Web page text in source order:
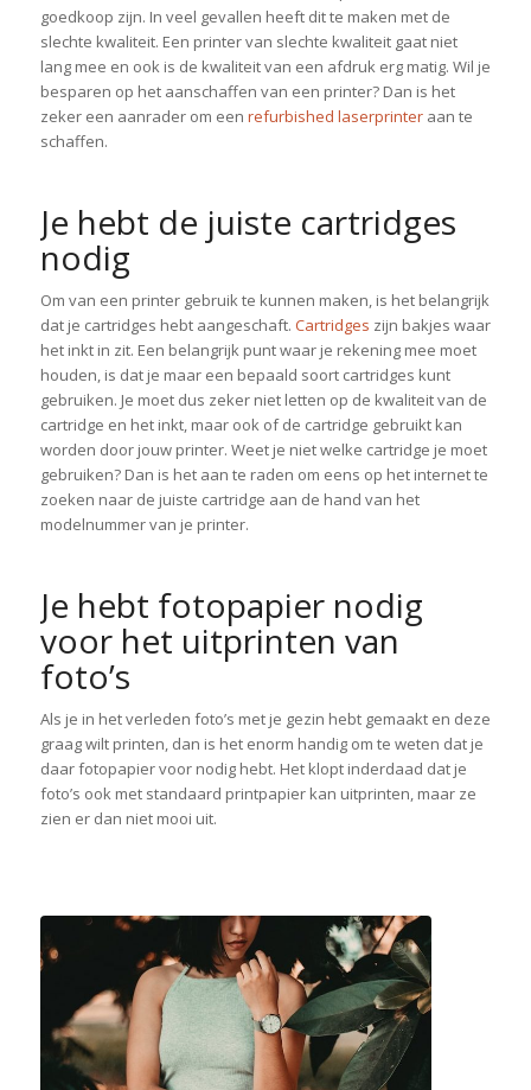
goedkoop zijn. In veel gevallen heeft dit te maken met de
slechte kwaliteit. Een printer van slechte kwaliteit gaat niet
lang mee en ook is de kwaliteit van een afdruk erg matig. Wil je
besparen op het aanschaffen van een printer? Dan is het
zeker een aanrader om een refurbished laserprinteraan te
schaffen.
Je hebt de juiste cartridges
nodig
Om van een printer gebruik te kunnen maken, is het belangrijk
dat je cartridges hebt aangeschaft. Cartridges zijn bakjes waar
het inkt in zit. Een belangrijk punt waar je rekening mee moet
houden, is dat je maar een bepaald soort cartridges kunt
gebruiken. Je moet dus zeker niet letten op de kwaliteit van de
cartridge en het inkt, maar ook of de cartridge gebruikt kan
worden door jouw printer. Weet je niet welke cartridge je moet
gebruiken? Dan is het aan te raden om eens op het internet te
zoeken naar de juiste cartridge aan de hand van het
modelnummer van je printer.
Je hebt fotopapier nodig
voor het uitprinten van
foto’s
Als je in het verleden foto’s met je gezin hebt gemaakt en deze
graag wilt printen, dan is het enorm handig om te weten dat je
daar fotopapier voor nodig hebt. Het klopt inderdaad dat je
foto’s ook met standaard printpapier kan uitprinten, maar ze
zien er dan niet mooi uit.